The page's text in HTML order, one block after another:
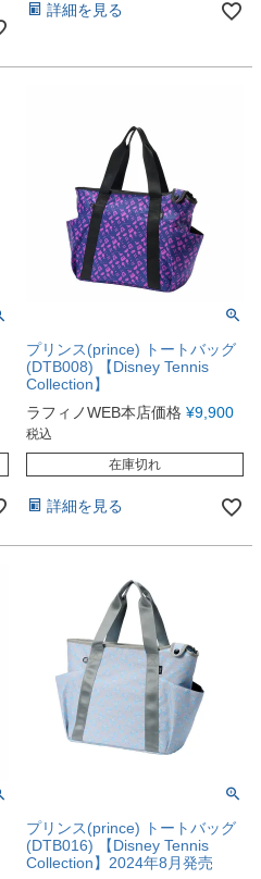
詳細を見る
プリンス(prince) トートバッグ
(DTB008) 【Disney Tennis
Collection】
ラフィノWEB本店価格 ¥9,900
税込
在庫切れ
詳細を見る
プリンス(prince) トートバッグ
(DTB016) 【Disney Tennis
Collection】2024年8月発売